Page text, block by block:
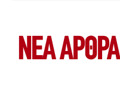
ΝΕΑ ΆΡΘΡΑ